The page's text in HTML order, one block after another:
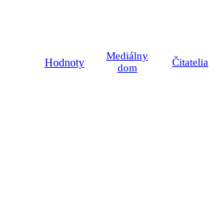
Hodnoty
Mediálny
dom
Čitatelia